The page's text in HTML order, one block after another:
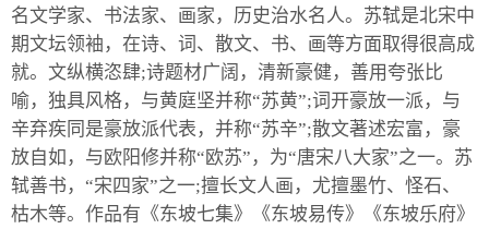
名文学家、书法家、画家，历史治水名人。苏轼是北宋中
期文坛领袖，在诗、词、散文、书、画等方面取得很高成
就。文纵横恣肆;诗题材广阔，清新豪健，善用夸张比
喻，独具风格，与黄庭坚并称“苏黄”;词开豪放一派，与
辛弃疾同是豪放派代表，并称“苏辛”;散文著述宏富，豪
放自如，与欧阳修并称“欧苏”，为“唐宋八大家”之一。苏
轼善书，“宋四家”之一;擅长文人画，尤擅墨竹、怪石、
枯木等。作品有《东坡七集》《东坡易传》《东坡乐府》